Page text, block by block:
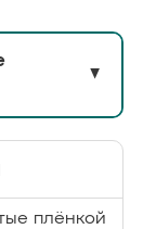
▼
плёнкой